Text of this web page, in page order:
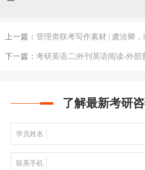
上一篇： 管理类联考写作素材 | 虞洽卿
桧不可做
下一篇： 考研英语二|外刊英语阅读-外部
了解最新考研
学员姓名
联系手机